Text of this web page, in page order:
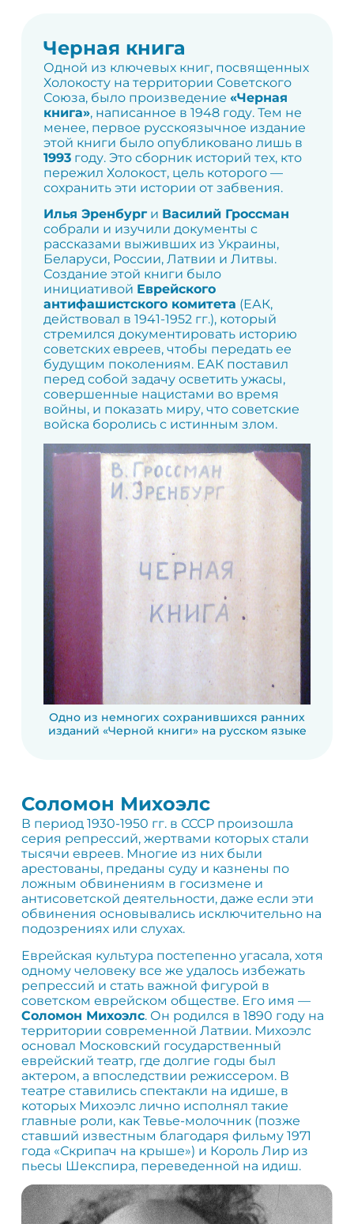
Одно из немногих сохранившихся ранних
изданий «Черной книги» на русском языке
Черная книга
Одной из ключевых книг, посвященных
Холокосту на территории Советского
Союза, было произведение «Черная
книга», написанное в 1948 году. Тем не
менее, первое русскоязычное издание
этой книги было опубликовано лишь в
1993году. Это сборник историй тех, кто
пережил Холокост, цель которого —
сохранить эти истории от забвения.
Илья Эренбурги Василий Гроссман
собрали и изучили документы с
рассказами выживших из Украины,
Беларуси, России, Латвии и Литвы.
Создание этой книги было
инициативой Еврейского
антифашистского комитета (ЕАК,
действовал в 1941-1952 гг.), который
стремился документировать историю
советских евреев, чтобы передать ее
будущим поколениям. ЕАК поставил
перед собой задачу осветить ужасы,
совершенные нацистами во время
войны, и показать миру, что советские
войска боролись с истинным злом.
Соломон Михоэлс
В период 1930-1950 гг. в СССР произошла
серия репрессий, жертвами которых стали
тысячи евреев. Многие из них были
арестованы, преданы суду и казнены по
ложным обвинениям в госизмене и
антисоветской деятельности, даже если эти
обвинения основывались исключительно на
подозрениях или слухах.
Еврейская культура постепенно угасала, хотя
одному человеку все же удалось избежать
репрессий и стать важной фигурой в
советском еврейском обществе. Его имя —
Соломон Михоэлс. Он родился в 1890 году на
территории современной Латвии. Михоэлс
основал Московский государственный
еврейский театр, где долгие годы был
актером, а впоследствии режиссером. В
театре ставились спектакли на идише, в
которых Михоэлс лично исполнял такие
главные роли, как Тевье-молочник (позже
ставший известным благодаря фильму 1971
года «Скрипач на крыше») и Король Лир из
пьесы Шекспира, переведенной на идиш.